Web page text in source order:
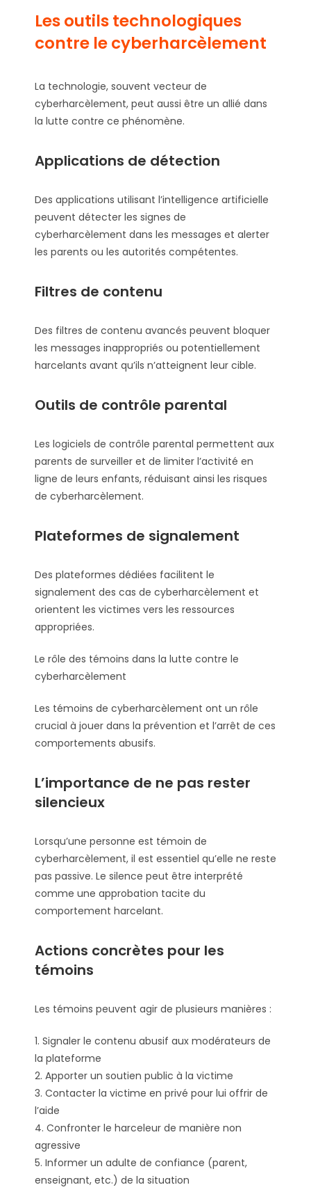
Les outils technologiques
contre le cyberharcèlement
La technologie, souvent vecteur de
cyberharcèlement, peut aussi être un allié dans
la lutte contre ce phénomène.
Applications de détection
Des applications utilisant l’intelligence artificielle
peuvent détecter les signes de
cyberharcèlement dans les messages et alerter
les parents ou les autorités compétentes.
Filtres de contenu
Des filtres de contenu avancés peuvent bloquer
les messages inappropriés ou potentiellement
harcelants avant qu’ils n’atteignent leur cible.
Outils de contrôle parental
Les logiciels de contrôle parental permettent aux
parents de surveiller et de limiter l’activité en
ligne de leurs enfants, réduisant ainsi les risques
de cyberharcèlement.
Plateformes de signalement
Des plateformes dédiées facilitent le
signalement des cas de cyberharcèlement et
orientent les victimes vers les ressources
appropriées.
Le rôle des témoins dans la lutte contre le
cyberharcèlement
Les témoins de cyberharcèlement ont un rôle
crucial à jouer dans la prévention et l’arrêt de ces
comportements abusifs.
L’importance de ne pas rester
silencieux
Lorsqu’une personne est témoin de
cyberharcèlement, il est essentiel qu’elle ne reste
pas passive. Le silence peut être interprété
comme une approbation tacite du
comportement harcelant.
Actions concrètes pour les
témoins
Les témoins peuvent agir de plusieurs manières :
1. Signaler le contenu abusif aux modérateurs de
la plateforme
2. Apporter un soutien public à la victime
3. Contacter la victime en privé pour lui offrir de
l’aide
4. Confronter le harceleur de manière non
agressive
5. Informer un adulte de confiance (parent,
enseignant, etc.) de la situation